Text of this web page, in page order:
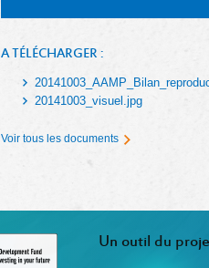
A TÉLÉCHARGER :
20141003_visuel.jpg
Voir tous les documents
Un outil du